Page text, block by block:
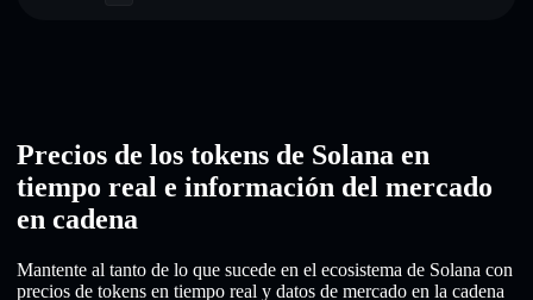
Precios de los tokens de Solana en
tiempo real e información del mercado
en cadena
Mantente al tanto de lo que sucede en el ecosistema de Solana con
precios de tokens en tiempo real y datos de mercado en la cadena